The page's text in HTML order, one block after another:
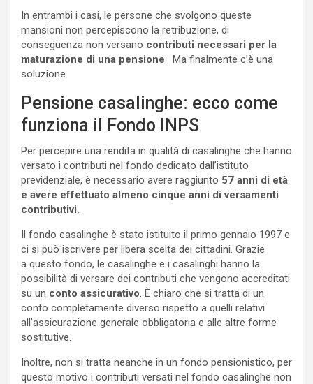
In entrambi i casi, le persone che svolgono queste
mansioni non percepiscono la retribuzione, di
conseguenza non versano contributi necessari per la
maturazione di una pensione . Ma finalmente c’è una
soluzione.
Pensione casalinghe: ecco come
funziona il Fondo INPS
Per percepire una rendita in qualità di casalinghe che hanno
versato i contributi nel fondo dedicato dall’istituto
previdenziale, è necessario avere raggiunto 57 anni di età
e avere effettuato almeno cinque anni di versamenti
contributivi.
Il fondo casalinghe è stato istituito il primo gennaio 1997 e
ci si può iscrivere per libera scelta dei cittadini. Grazie
a questo fondo, le casalinghe e i casalinghi hanno la
possibilità di versare dei contributi che vengono accreditati
su un conto assicurativo . È chiaro che si tratta di un
conto completamente diverso rispetto a quelli relativi
all’assicurazione generale obbligatoria e alle altre forme
sostitutive.
Inoltre, non si tratta neanche in un fondo pensionistico, per
questo motivo i contributi versati nel fondo casalinghe non